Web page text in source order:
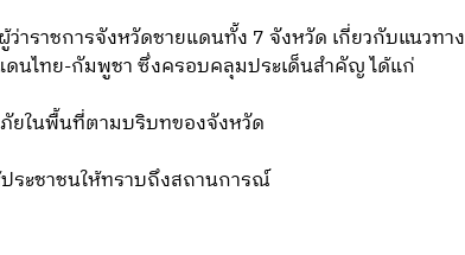
ราชการจังหวัดชายแดนทั้ง 7 จังหวัด เกี่ยวกับแนวทา
นไทย-กัมพูชา ซึ่งครอบคลุมประเด็นสำคัญ ได้แก่
ยในพื้นที่ตามบริบทของจังหวัด
ระชาชนให้ทราบถึงสถานการณ์